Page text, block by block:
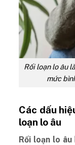
Rối loạn lo âu
mức
Các dấu
loạn lo âu
Rối loạn lo âu